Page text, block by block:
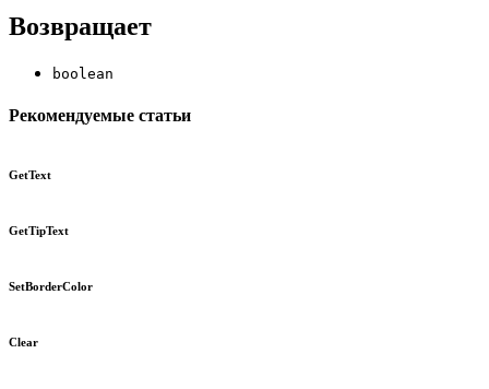
Возвращает
boolean
Рекомендуемые статьи
GetText
GetTipText
SetBorderColor
Clear